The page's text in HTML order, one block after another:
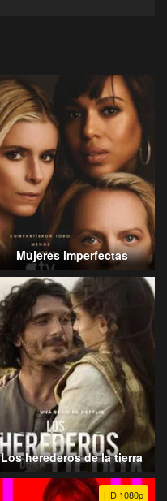
Mujeres imperfectas
Los herederos de la tierra
HD 1080p